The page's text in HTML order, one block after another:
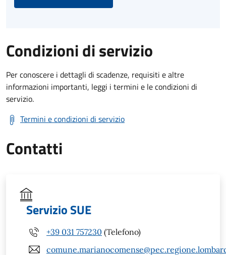
Condizioni di servizio
Per conoscere i dettagli di scadenze, requisiti e altre
informazioni importanti, leggi i termini e le condizioni di
servizio.
Termini e condizioni di servizio
Contatti
Servizio SUE
+39 031 757230 (Telefono)